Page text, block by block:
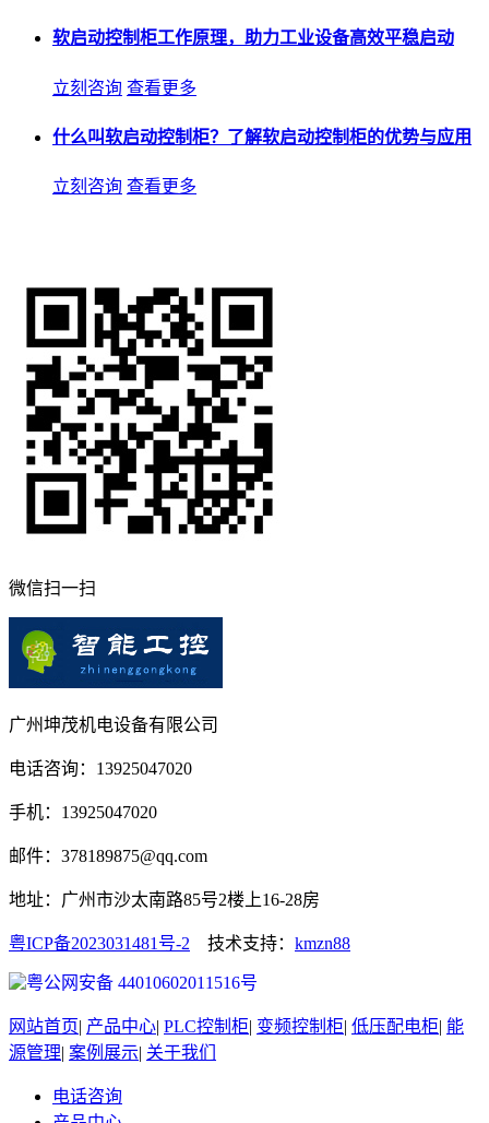
软启动控制柜工作原理，助力工业设备高效平稳启动
立刻咨询 查看更多
什么叫软启动控制柜？了解软启动控制柜的优势与应用
立刻咨询 查看更多
微信扫一扫
广州坤茂机电设备有限公司
电话咨询：13925047020
手机：13925047020
邮件：378189875@qq.com
地址：广州市沙太南路85号2楼上16-28房
粤ICP备2023031481号-2 技术支持： kmzn88
粤公网安备 44010602011516号
网站首页| 产品中心| PLC控制柜| 变频控制柜| 低压配电柜| 能
源管理| 案例展示| 关于我们
电话咨询